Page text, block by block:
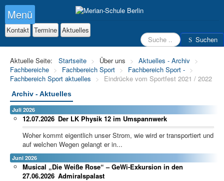
Suchen Suchen
Kontakt Termine Aktuelles
Menü
Aktuelle Seite: Startseite > Über uns > Aktuelles - Archiv >
Fachbereiche > Fachbereich Sport > Fachbereich Sport - >
Fachbereich Sport aktuelles
> Eindrücke vom Sportfest 2021 / 2022
Archiv - Aktuelles
Juli 2026
Der LK Physik 12 im Umspannwerk
12.07.2026
Woher kommt eigentlich unser Strom, wie wird er transportiert und
auf welchen Wegen gelangt er in...
Juni 2026
Musical „Die Weiße Rose“ – GeWi-Exkursion in den
Admiralspalast
27.06.2026